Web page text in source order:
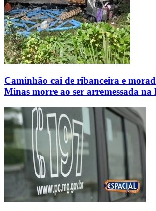
Caminhão cai de ribanceira e
Minas morre ao ser arremessada na